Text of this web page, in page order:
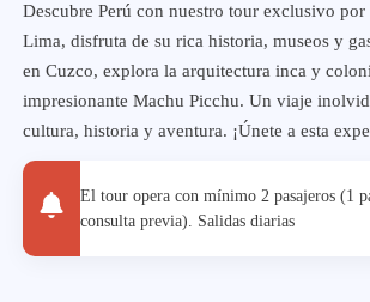
Descubre Perú con nuestro tour exclusivo
Lima, disfruta de su rica historia, museos y
en Cuzco, explora la arquitectura inca y
impresionante Machu Picchu. Un viaje
cultura, historia y aventura. ¡Únete a esta
El tour opera con mínimo 2 pasajeros (1
consulta previa). Salidas diarias